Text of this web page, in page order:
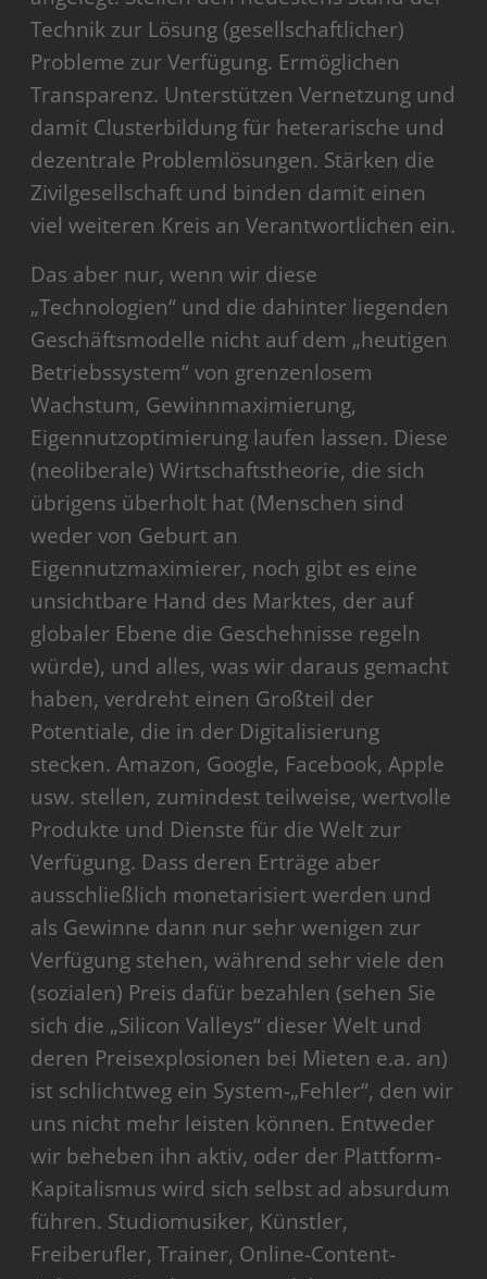
Technik zur Lösung (gesellschaftlicher)
Probleme zur Verfügung. Ermöglichen
Transparenz. Unterstützen Vernetzung und
damit Clusterbildung für heterarische und
dezentrale Problemlösungen. Stärken die
Zivilgesellschaft und binden damit einen
viel weiteren Kreis an Verantwortlichen ein.
Das aber nur, wenn wir diese
„Technologien“ und die dahinter liegenden
Geschäftsmodelle nicht auf dem „heutigen
Betriebssystem“ von grenzenlosem
Wachstum, Gewinnmaximierung,
Eigennutzoptimierung laufen lassen. Diese
(neoliberale) Wirtschaftstheorie, die sich
übrigens überholt hat (Menschen sind
weder von Geburt an
Eigennutzmaximierer, noch gibt es eine
unsichtbare Hand des Marktes, der auf
globaler Ebene die Geschehnisse regeln
würde), und alles, was wir daraus gemacht
haben, verdreht einen Großteil der
Potentiale, die in der Digitalisierung
stecken. Amazon, Google, Facebook, Apple
usw. stellen, zumindest teilweise, wertvolle
Produkte und Dienste für die Welt zur
Verfügung. Dass deren Erträge aber
ausschließlich monetarisiert werden und
als Gewinne dann nur sehr wenigen zur
Verfügung stehen, während sehr viele den
(sozialen) Preis dafür bezahlen (sehen Sie
sich die „Silicon Valleys“ dieser Welt und
deren Preisexplosionen bei Mieten e.a. an)
ist schlichtweg ein System-„Fehler“, den wir
uns nicht mehr leisten können. Entweder
wir beheben ihn aktiv, oder der Plattform-
Kapitalismus wird sich selbst ad absurdum
führen. Studiomusiker, Künstler,
Freiberufler, Trainer, Online-Content-